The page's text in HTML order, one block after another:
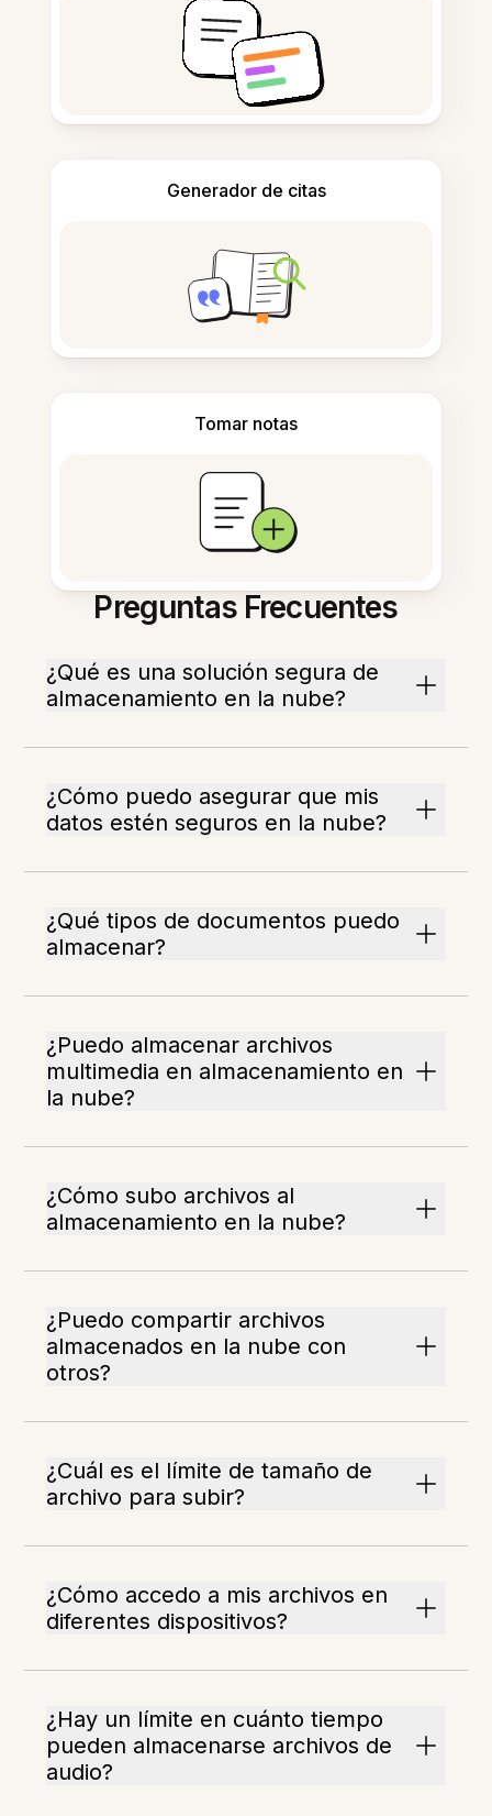
Generador de citas
Tomar notas
Preguntas Frecuentes
¿Qué es una solución segura de
almacenamiento en la nube?
¿Cómo puedo asegurar que mis
datos estén seguros en la nube?
¿Qué tipos de documentos puedo
almacenar?
¿Puedo almacenar archivos
multimedia en almacenamiento en
la nube?
¿Cómo subo archivos al
almacenamiento en la nube?
¿Puedo compartir archivos
almacenados en la nube con
otros?
¿Cuál es el límite de tamaño de
archivo para subir?
¿Cómo accedo a mis archivos en
diferentes dispositivos?
¿Hay un límite en cuánto tiempo
pueden almacenarse archivos de
audio?